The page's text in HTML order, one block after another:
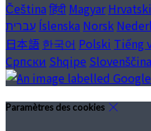
Čeština हिंदी Magyar Hrvatski
עברית Íslenska Norsk
日本語 한국어 Polski Tiếng
Српски Shqipe Slovenščina
Paramètres des cookies